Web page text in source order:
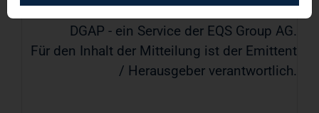
Stimmrechtsmitteilung übermittelt durch
DGAP - ein Service der EQS Group AG.
Für den Inhalt der Mitteilung ist der Emittent
/ Herausgeber verantwortlich.